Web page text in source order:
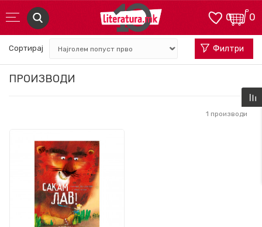
0
0
ПРОИЗВОДИ
Сортирај Филтри
1 производи